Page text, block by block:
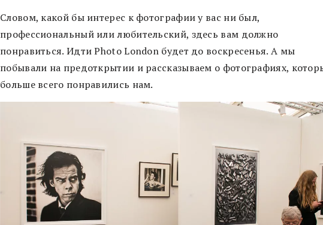
Словом, какой бы интерес к фотографии у вас ни был,
профессиональный или любительский, здесь вам должно
понравиться. Идти Photo London будет до воскресенья. А мы
побывали на предоткрытии и рассказываем о фотографиях,
больше всего понравились нам.